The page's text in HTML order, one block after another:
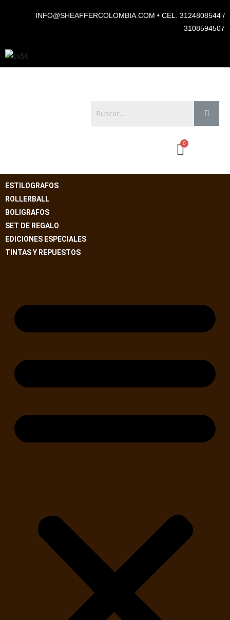
INFO@SHEAFFERCOLOMBIA.COM • CEL. 3124808544 /
3108594507
ESTILOGRAFOS
ROLLERBALL
BOLIGRAFOS
SET DE REGALO
EDICIONES ESPECIALES
TINTAS Y REPUESTOS